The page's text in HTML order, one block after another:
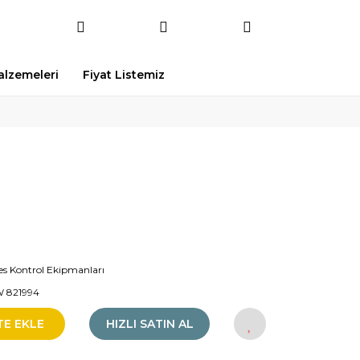
Fiyat Listemiz
Kontrol Ekipmanları
821994
EKLE HIZLI SATIN AL